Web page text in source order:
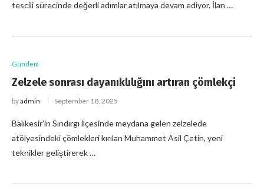
tescili sürecinde değerli adımlar atılmaya devam ediyor. İlan …
Gündem
Zelzele sonrası dayanıklılığını artıran çömlekçi
byadmin September 18, 2025
Balıkesir’in Sındırgı ilçesinde meydana gelen zelzelede
atölyesindeki çömlekleri kırılan Muhammet Asil Çetin, yeni
teknikler geliştirerek …